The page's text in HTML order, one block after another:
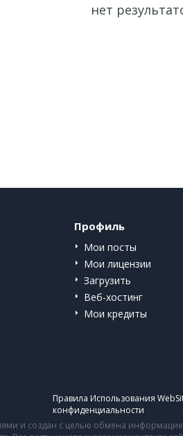
нет
Профиль
Мои посты
Мои лицензии
Загрузить
Веб-хостинг
Мои кредиты
Правила Использования
конфиденциальности
и создан с целью обмена